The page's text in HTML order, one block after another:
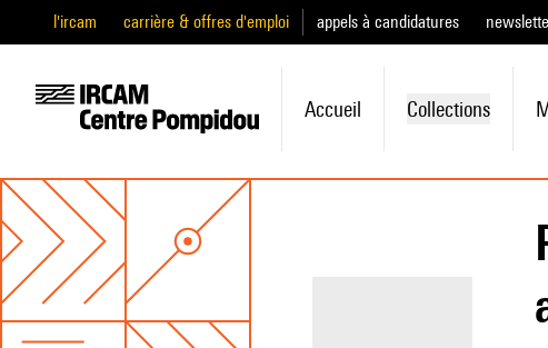
l'ircam carrière & offres d'emploi appels à candidatures
Accueil Collections